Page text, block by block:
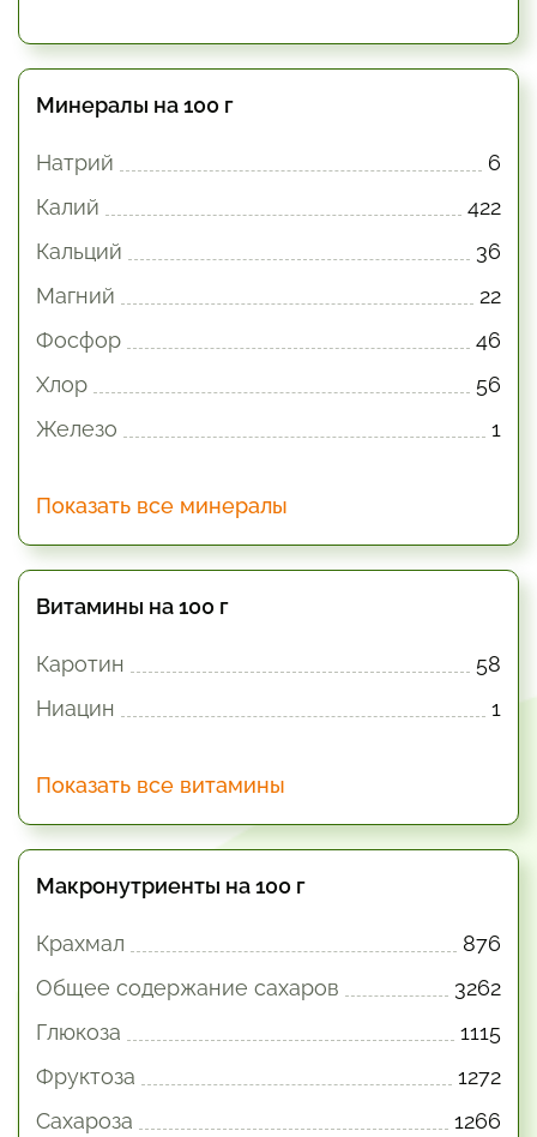
Минералы на 100 г
Натрий
6
Калий
422
Кальций
36
Магний
22
Фосфор
46
Хлор
56
Железо
1
Показать все минералы
Витамины на 100 г
Каротин
58
Ниацин
1
Показать все витамины
Макронутриенты на 100 г
Крахмал
876
Общее содержание сахаров
3262
Глюкоза
1115
Фруктоза
1272
Сахароза
1266